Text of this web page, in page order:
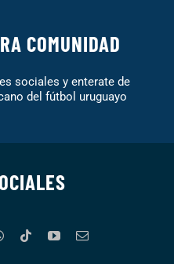
COMUNIDAD
sociales y enterate de
del fútbol uruguayo